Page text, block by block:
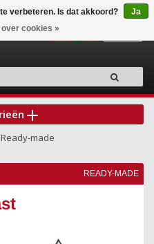
Ready-made
READY-MADE
verbeteren. Is dat akkoord?
Ja
over cookies »